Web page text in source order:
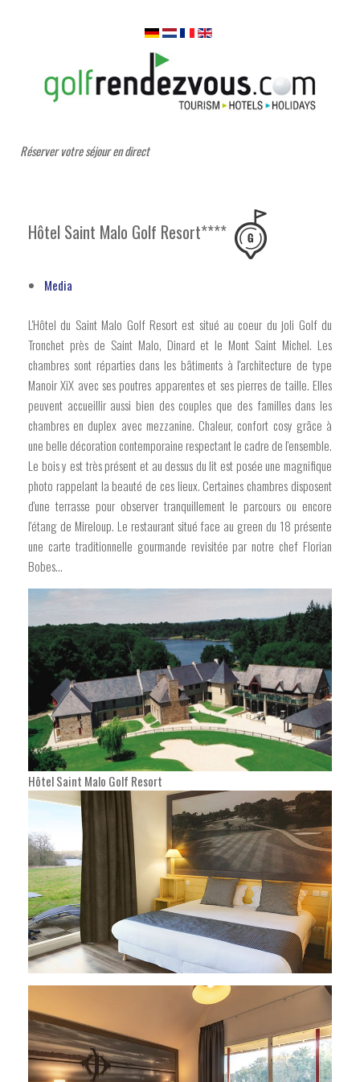
Réserver votre séjour en direct
Hôtel Saint Malo Golf Resort****
Media
L'Hôtel du Saint Malo Golf Resort est situé au coeur du joli Golf du
Tronchet près de Saint Malo, Dinard et le Mont Saint Michel. Les
chambres sont réparties dans les bâtiments à l'architecture de type
Manoir XiX avec ses poutres apparentes et ses pierres de taille. Elles
peuvent accueillir aussi bien des couples que des familles dans les
chambres en duplex avec mezzanine. Chaleur, confort cosy grâce à
une belle décoration contemporaine respectant le cadre de l'ensemble.
Le bois y est très présent et au dessus du lit est posée une magnifique
photo rappelant la beauté de ces lieux. Certaines chambres disposent
d'une terrasse pour observer tranquillement le parcours ou encore
l'étang de Mireloup. Le restaurant situé face au green du 18 présente
une carte traditionnelle gourmande revisitée par notre chef Florian
Bobes...
Hôtel Saint Malo Golf Resort